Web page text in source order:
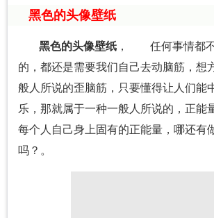
黑色的头像壁纸
黑色的头像壁纸 ， 任何事情都
的，都还是需要我们自己去动脑筋，想
般人所说的歪脑筋，只要懂得让人们能
乐，那就属于一种一般人所说的，正能
每个人自己身上固有的正能量，哪还有
吗？。